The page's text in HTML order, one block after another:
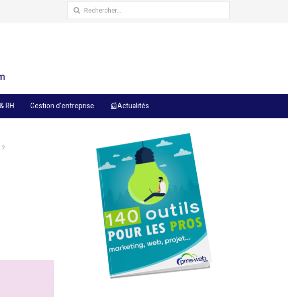
Rechercher :
RH Gestion d’entreprise 📰Actualités